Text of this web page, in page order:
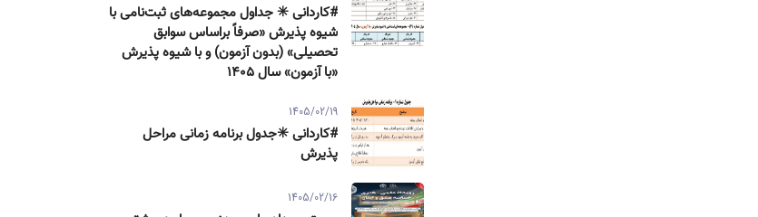
#کاردانی ✳️ جداول مجموعه‌های ثبت‌نامی با
شیوه پذیرش «صرفاً براساس سوابق
تحصیلی» (بدون آزمون) و با شیوه پذیرش
«با آزمون» سال ۱۴۰۵
1405/02/19
#کاردانی ✳️جدول برنامه زمانی مراحل
پذیرش
1405/02/16